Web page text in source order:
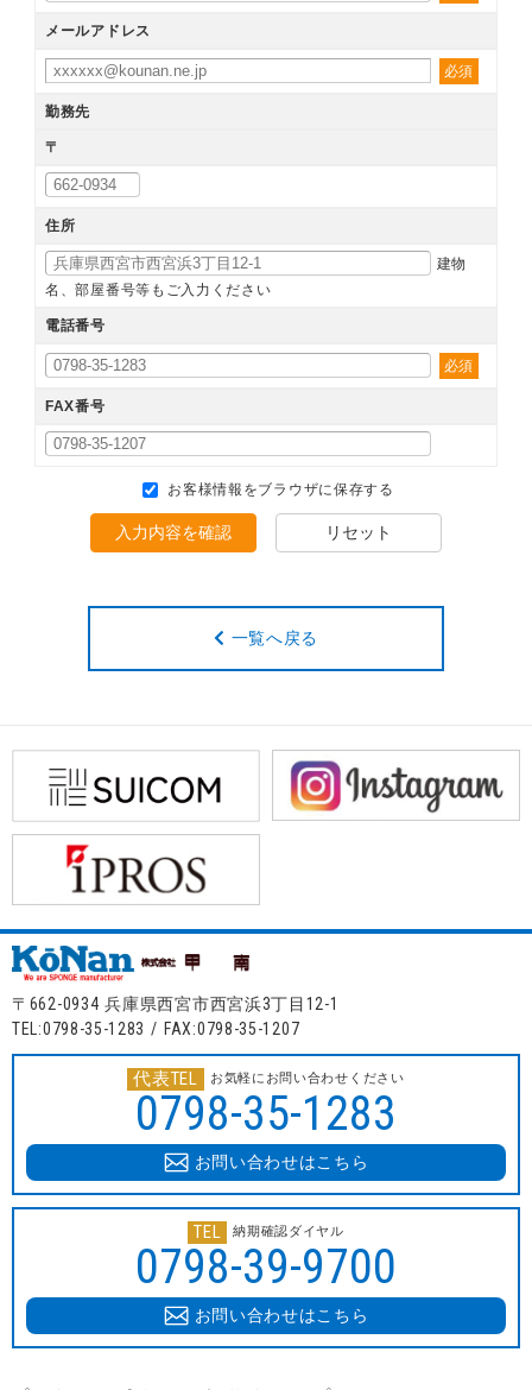
メールアドレス
必須
勤務先
〒
住所
建物
名、部屋番号等もご入力ください
電話番号
必須
FAX番号
お客様情報をブラウザに保存する
入力内容を確認 リセット
一覧へ戻る
〒662-0934 兵庫県西宮市西宮浜3丁目12-1
TEL:0798-35-1283 / FAX:0798-35-1207
代表TEL お気軽にお問い合わせください
0798-35-1283
お問い合わせはこちら
TEL 納期確認ダイヤル
0798-39-9700
お問い合わせはこちら